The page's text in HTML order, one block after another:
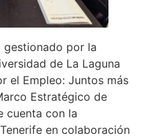
gestionado por la
de La Laguna
el Empleo: Juntos más
Estratégico de
cuenta con la
en colaboración